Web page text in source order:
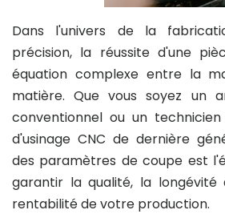
Dans l'univers de la
précision, la réussite d'une
équation complexe entre la
matière. Que vous soyez un
conventionnel ou un
d'usinage CNC de dernière
des paramètres de coupe est
garantir la qualité, la
rentabilité de votre production.